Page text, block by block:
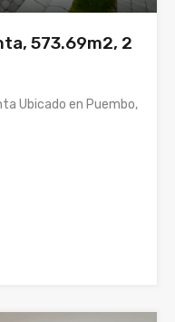
573.69m2, 2
Ubicado en Puembo,